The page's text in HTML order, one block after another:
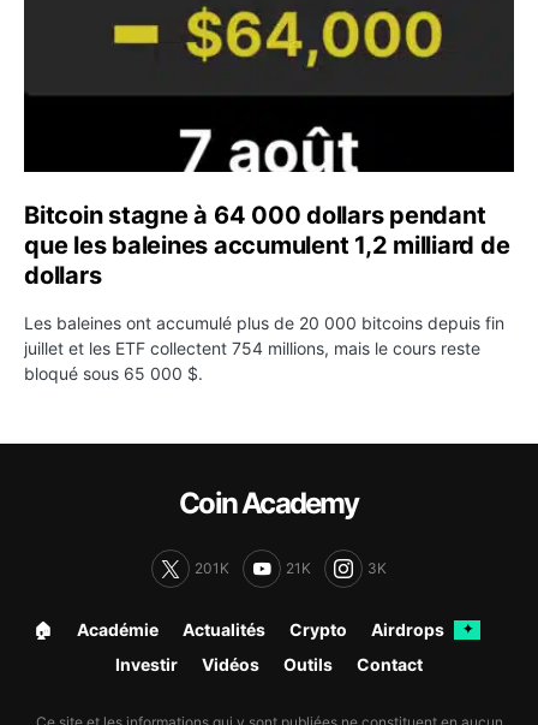
Bitcoin stagne à 64 000 dollars pendant
que les baleines accumulent 1,2 milliard de
dollars
Les baleines ont accumulé plus de 20 000 bitcoins depuis fin
juillet et les ETF collectent 754 millions, mais le cours reste
bloqué sous 65 000 $.
Coin Academy
201K 21K 3K
🏠︎ Académie Actualités Crypto Airdrops ✦
Investir Vidéos Outils Contact